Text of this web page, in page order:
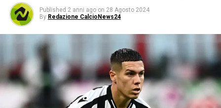
Published 2 anni ago on 28 Agosto 2024
By Redazione CalcioNews24